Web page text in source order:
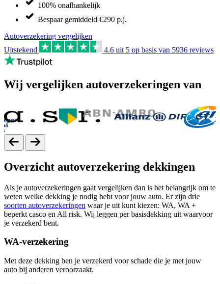
100% onafhankelijk
Bespaar gemiddeld €290 p.j.
Autoverzekering vergelijken
Uitstekend
4.6 uit 5 op basis van 5936 reviews
Wij vergelijken autoverzekeringen van
Overzicht autoverzekering dekkingen
Als je autoverzekeringen gaat vergelijken dan is het belangrijk om te
weten welke dekking je nodig hebt voor jouw auto. Er zijn drie
soorten autoverzekeringen waar je uit kunt kiezen: WA, WA +
beperkt casco en All risk. Wij leggen per basisdekking uit waarvoor
je verzekerd bent.
WA-verzekering
Met deze dekking ben je verzekerd voor schade die je met jouw
auto bij anderen veroorzaakt.